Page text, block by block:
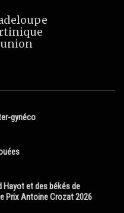
gynéco
Hayot et des békés de
Prix Antoine Crozat 2026